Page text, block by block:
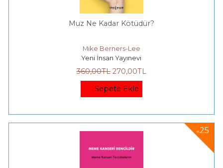
Muz Ne Kadar Kötüdür?
Mike Berners-Lee
Yeni İnsan Yayınevi
360,00TL 270,00TL
Sepete Ekle
%25